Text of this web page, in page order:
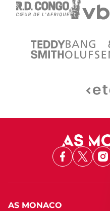
Facebook
X
AS MONACO